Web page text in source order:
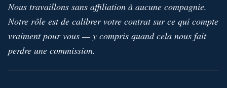
Nous travaillons sans affiliation à aucune compagnie.
Notre rôle est de calibrer votre contrat sur ce qui compte
vraiment pour vous — y compris quand cela nous fait
perdre une commission.